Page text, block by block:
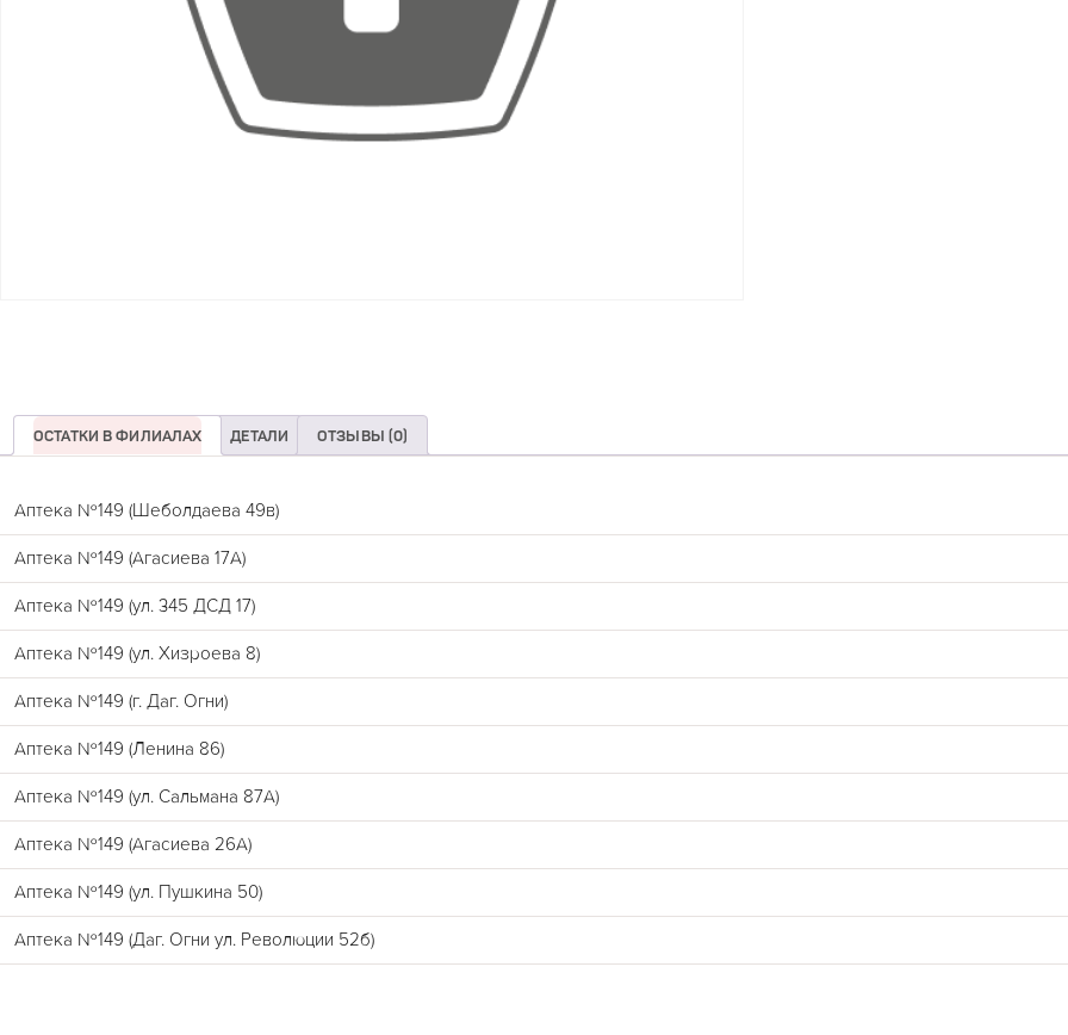
ОСТАТКИ В ФИЛИАЛАХ ДЕТАЛИ ОТЗЫВЫ (0)
Аптека №149 (Шеболдаева 49в)
Аптека №149 (Агасиева 17А)
Аптека №149 (ул. 345 ДСД 17)
Аптека №149 (ул. Хизроева 8)
Аптека №149 (г. Даг. Огни)
Аптека №149 (Ленина 86)
Аптека №149 (ул. Сальмана 87А)
Аптека №149 (Агасиева 26А)
Аптека №149 (ул. Пушкина 50)
Аптека №149 (Даг. Огни ул. Революции 52б)